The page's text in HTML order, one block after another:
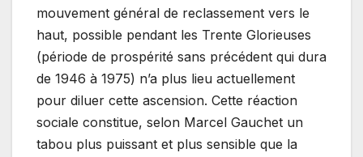
mouvement général de reclassement vers le
haut, possible pendant les Trente Glorieuses
(période de prospérité sans précédent qui dura
de 1946 à 1975) n’a plus lieu actuellement
pour diluer cette ascension. Cette réaction
sociale constitue, selon Marcel Gauchet un
tabou plus puissant et plus sensible que la